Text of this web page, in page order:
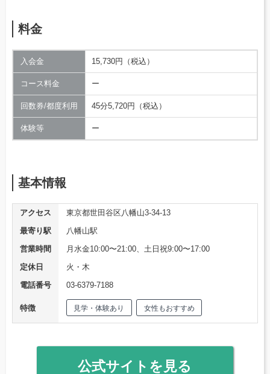
料金
入会金 15,730円（税込）
コース料金 ー
回数券/都度利用 45分5,720円（税込）
体験等 ー
基本情報
アクセス
東京都世田谷区八幡山3-34-13
最寄り駅
八幡山駅
営業時間
月水金10:00〜21:00、土日祝9:00〜17:00
定休日
火・木
電話番号
03-6379-7188
特徴 見学・体験あり 女性もおすすめ
公式サイトを見る